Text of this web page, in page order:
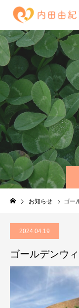
お知らせ ゴー
2024.04.19
ゴールデンウ